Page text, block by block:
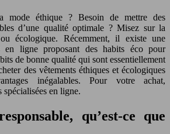
mode éthique ? Besoin de mettre des
d’une qualité optimale ? Misez sur la
ou écologique. Récemment, il existe une
en ligne proposant des habits éco pour
de bonne qualité qui sont essentiellement
des vêtements éthiques et écologiques
inégalables. Pour votre achat,
en ligne.
qu’est-ce que